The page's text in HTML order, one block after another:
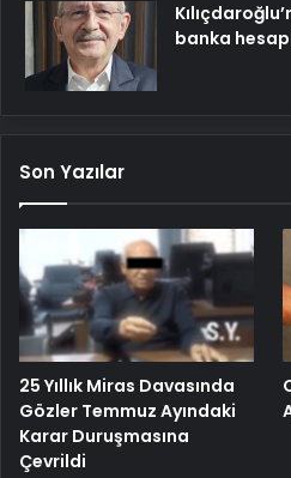
banka
Son Yazılar
25 Yıllık Miras Davasında
Gözler Temmuz Ayındaki
Karar Duruşmasına
Çevrildi